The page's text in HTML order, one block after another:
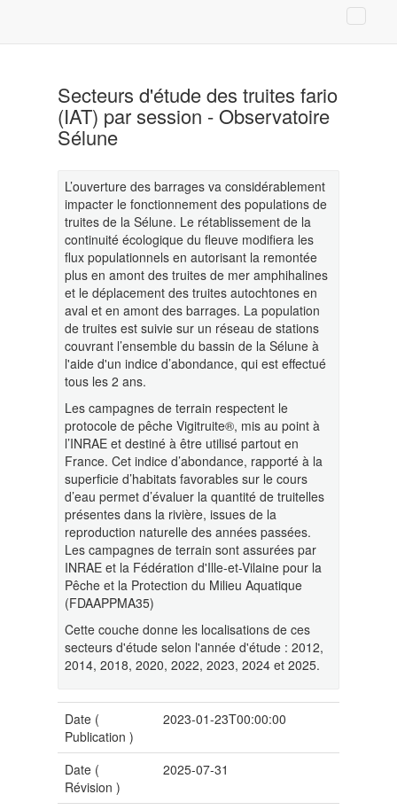
Secteurs d'étude des truites fario
(IAT) par session - Observatoire
Sélune
L’ouverture des barrages va considérablement
impacter le fonctionnement des populations de
truites de la Sélune. Le rétablissement de la
continuité écologique du fleuve modifiera les
flux populationnels en autorisant la remontée
plus en amont des truites de mer amphihalines
et le déplacement des truites autochtones en
aval et en amont des barrages. La population
de truites est suivie sur un réseau de stations
couvrant l’ensemble du bassin de la Sélune à
l'aide d'un indice d’abondance, qui est effectué
tous les 2 ans.
Les campagnes de terrain respectent le
protocole de pêche Vigitruite®, mis au point à
l’INRAE et destiné à être utilisé partout en
France. Cet indice d’abondance, rapporté à la
superficie d’habitats favorables sur le cours
d’eau permet d’évaluer la quantité de truitelles
présentes dans la rivière, issues de la
reproduction naturelle des années passées.
Les campagnes de terrain sont assurées par
INRAE et la Fédération d'Ille-et-Vilaine pour la
Pêche et la Protection du Milieu Aquatique
(FDAAPPMA35)
Cette couche donne les localisations de ces
secteurs d'étude selon l'année d'étude : 2012,
2014, 2018, 2020, 2022, 2023, 2024 et 2025.
Date (
Publication )
2023-01-23T00:00:00
Date (
Révision )
2025-07-31